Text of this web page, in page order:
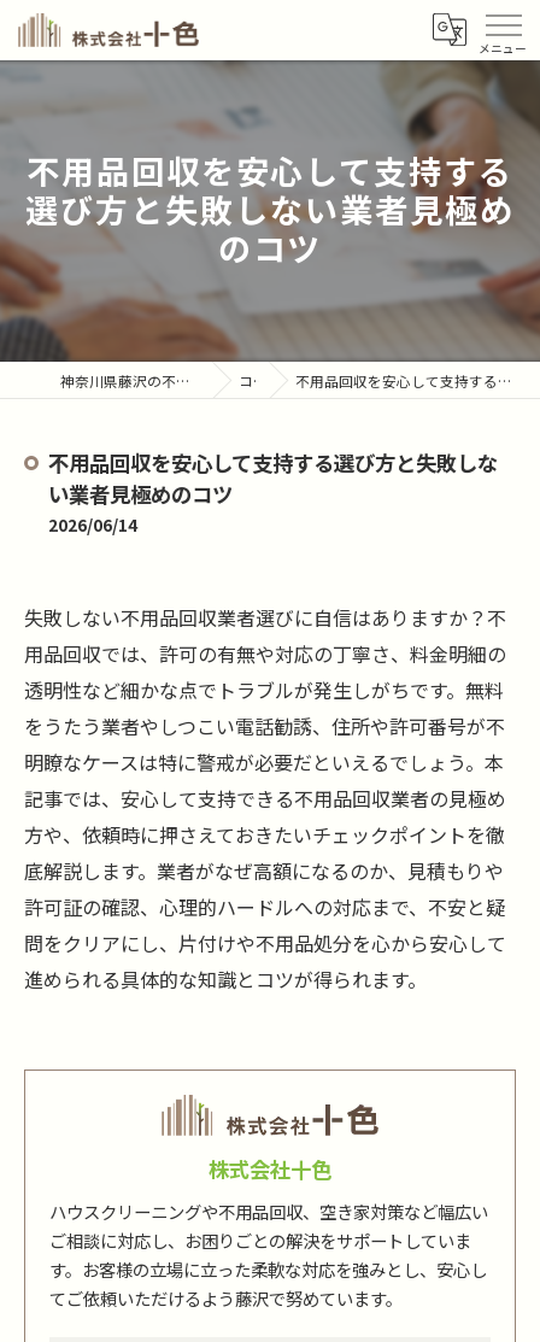
不用品回収を安心して支持する
選び方と失敗しない業者見極め
のコツ
神奈川県藤沢の不用品回収なら株式会社十色 コラム 不用品回収を安心して支持する選び方と失敗しない業者見極めのコツ
不用品回収を安心して支持する選び方と失敗しな
い業者見極めのコツ
2026/06/14
失敗しない不用品回収業者選びに自信はありますか？不
用品回収では、許可の有無や対応の丁寧さ、料金明細の
透明性など細かな点でトラブルが発生しがちです。無料
をうたう業者やしつこい電話勧誘、住所や許可番号が不
明瞭なケースは特に警戒が必要だといえるでしょう。本
記事では、安心して支持できる不用品回収業者の見極め
方や、依頼時に押さえておきたいチェックポイントを徹
底解説します。業者がなぜ高額になるのか、見積もりや
許可証の確認、心理的ハードルへの対応まで、不安と疑
問をクリアにし、片付けや不用品処分を心から安心して
進められる具体的な知識とコツが得られます。
株式会社十色
ハウスクリーニングや不用品回収、空き家対策など幅広い
ご相談に対応し、お困りごとの解決をサポートしていま
す。お客様の立場に立った柔軟な対応を強みとし、安心し
てご依頼いただけるよう藤沢で努めています。